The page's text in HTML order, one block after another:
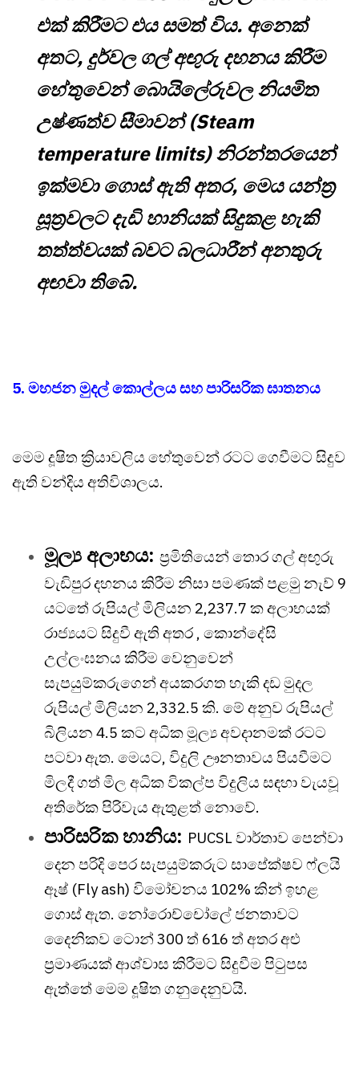
එක් කිරීමට එය සමත් විය. අනෙක්
අතට, දුර්වල ගල් අඟුරු දහනය කිරීම
හේතුවෙන් බොයිලේරුවල නියමිත
උෂ්ණත්ව සීමාවන් (Steam
temperature limits) නිරන්තරයෙන්
ඉක්මවා ගොස් ඇති අතර, මෙය යන්ත්‍ර
සූත්‍රවලට දැඩි හානියක් සිදුකළ හැකි
තත්ත්වයක් බවට බලධාරීන් අනතුරු
අඟවා තිබේ.
5. මහජන මුදල් කොල්ලය සහ පාරිසරික ඝාතනය
මෙම දූෂිත ක්‍රියාවලිය හේතුවෙන් රටට ගෙවීමට සිදුව
ඇති වන්දිය අතිවිශාලය.
මූල්‍ය අලාභය: ප්‍රමිතියෙන් තොර ගල් අඟුරු
වැඩිපුර දහනය කිරීම නිසා පමණක් පළමු නැව් 9
යටතේ රුපියල් මිලියන 2,237.7 ක අලාභයක්
රාජ්‍යයට සිදුවී ඇති අතර , කොන්දේසි
උල්ලංඝනය කිරීම වෙනුවෙන්
සැපයුම්කරුගෙන් අයකරගත හැකි දඩ මුදල
රුපියල් මිලියන 2,332.5 කි. මේ අනුව රුපියල්
බිලියන 4.5 කට අධික මූල්‍ය අවදානමක් රටට
පටවා ඇත. මෙයට, විදුලි ඌනතාවය පියවීමට
මිලදී ගත් මිල අධික විකල්ප විදුලිය සඳහා වැයවූ
අතිරේක පිරිවැය ඇතුළත් නොවේ.
පාරිසරික හානිය: PUCSL වාර්තාව පෙන්වා
දෙන පරිදි පෙර සැපයුම්කරුට සාපේක්ෂව ෆ්ලයි
ඈෂ් (Fly ash) විමෝචනය 102% කින් ඉහළ
ගොස් ඇත. නෝරොච්චෝලේ ජනතාවට
දෛනිකව ටොන් 300 ත් 616 ත් අතර අළු
ප්‍රමාණයක් ආශ්වාස කිරීමට සිදුවීම පිටුපස
ඇත්තේ මෙම දූෂිත ගනුදෙනුවයි.